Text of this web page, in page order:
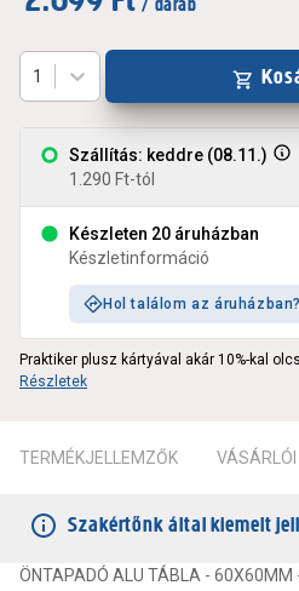
Szállítás: keddre (08.11.)
1.290 Ft-tól
Készleten 20 áruházban
Készletinformáció
Hol találom az áruházban?
1
Praktiker plusz kártyával akár 10%-kal
Részletek
TERMÉKJELLEMZŐK
Szakértőnk által kiemelt
ÖNTAPADÓ ALU TÁBLA - 60X60MM